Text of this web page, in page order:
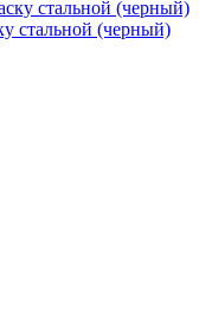
стальной (черный)